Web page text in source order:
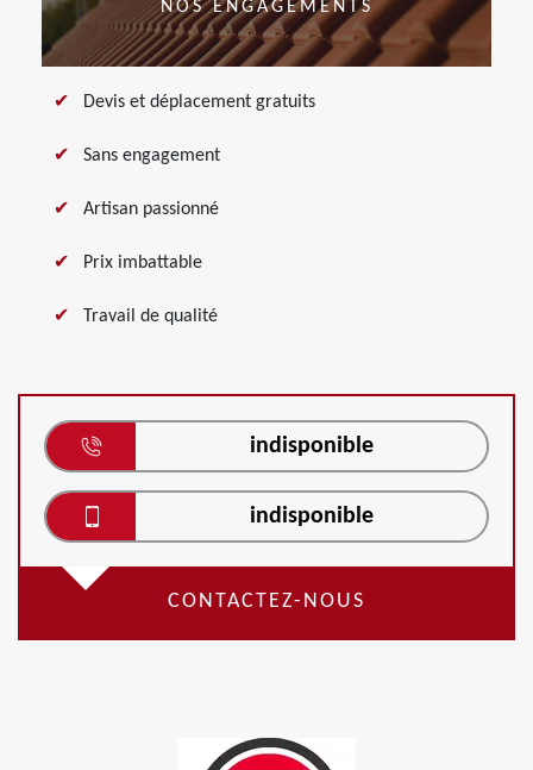
NOS ENGAGEMENTS
Devis et déplacement gratuits
Sans engagement
Artisan passionné
Prix imbattable
Travail de qualité
indisponible
indisponible
CONTACTEZ-NOUS